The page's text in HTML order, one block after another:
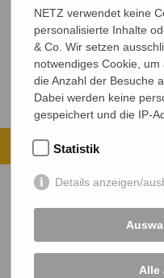
Betroffene aus
Eich fordern
Sichere
NETZ verwendet keine
personalisierte Inhalte
& Co. Wir setzen
notwendiges Cookie,
die Anzahl der Besuche
Dabei werden keine
gespeichert und die IP-
Statistik
Details anzeigen/
Alle